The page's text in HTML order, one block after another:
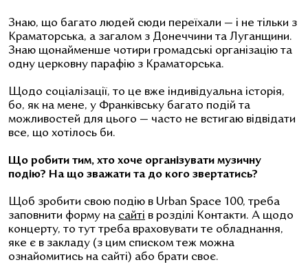
Знаю, що багато людей сюди переїхали — і не тільки з
Краматорська, а загалом з Донеччини та Луганщини.
Знаю щонайменше чотири громадські організацію та
одну церковну парафію з Краматорська.
Щодо соціалізації, то це вже індивідуальна історія,
бо, як на мене, у Франківську багато подій та
можливостей для цього — часто не встигаю відвідати
все, що хотілось би.
Що робити тим, хто хоче організувати музичну
подію? На що зважати та до кого звертатись?
Щоб зробити свою подію в Urban Space 100, треба
заповнити форму на сайтi в розділі Контакти. А щодо
концерту, то тут треба враховувати те обладнання,
яке є в закладу (з цим списком теж можна
ознайомитись на сайті) або брати своє.